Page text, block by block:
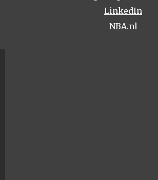
LinkedIn
NBA.nl